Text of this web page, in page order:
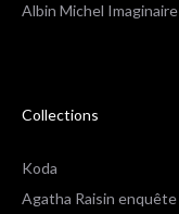
Albin Michel Imaginaire
Collections
Koda
Agatha Raisin enquête